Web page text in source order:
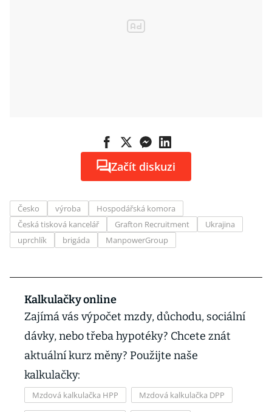
Začít diskuzi
Česko výroba
Hospodářská komora
Česká tisková kancelář
Grafton Recruitment
Ukrajina
uprchlík
brigáda ManpowerGroup
Kalkulačky online
Zajímá vás výpočet mzdy, důchodu, sociální
dávky, nebo třeba hypotéky? Chcete znát
aktuální kurz měny? Použijte naše
kalkulačky:
Mzdová kalkulačka HPP Mzdová kalkulačka DPP